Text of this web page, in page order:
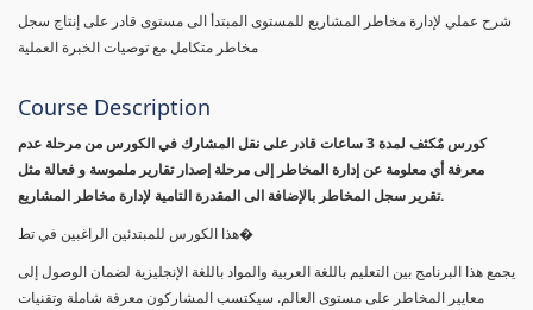
شرح عملي لإدارة مخاطر المشاريع للمستوى المبتدأ الى مستوى قادر على إنتاج سجل
مخاطر متكامل مع توصيات الخبرة العملية
Course Description
كورس مٌكثف لمدة 3 ساعات قادر على نقل المشارك في الكورس من مرحلة عدم
معرفة أي معلومة عن إدارة المخاطر إلى مرحلة إصدار تقارير ملموسة و فعالة مثل
تقرير سجل المخاطر بالإضافة الى المقدرة التامية لإدارة مخاطر المشاريع.
هذا الكورس للمبتدئين الراغبين في تط�
يجمع هذا البرنامج بين التعليم باللغة العربية والمواد باللغة الإنجليزية لضمان الوصول إلى
معايير المخاطر على مستوى العالم. سيكتسب المشاركون معرفة شاملة وتقنيات